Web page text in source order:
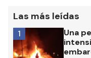
Las más leídas
Una
1